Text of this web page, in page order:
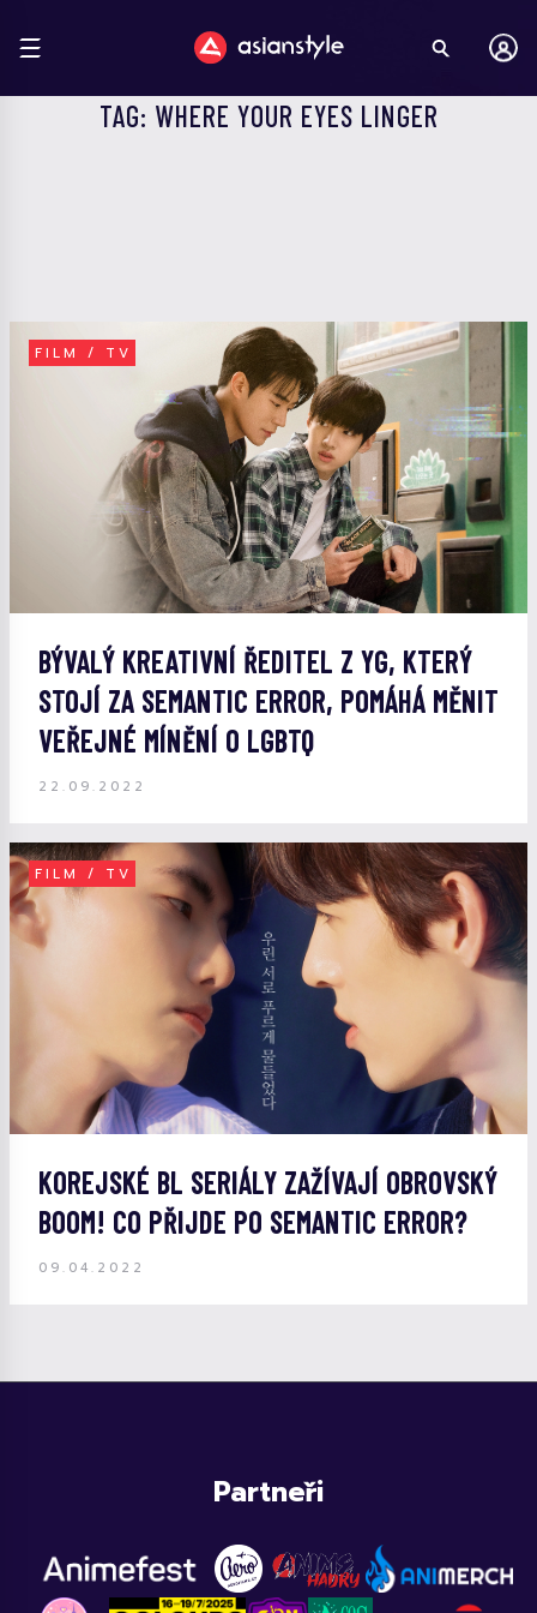
TAG: WHERE YOUR EYES LINGER
FILM / TV
BÝVALÝ KREATIVNÍ ŘEDITEL Z YG, KTERÝ
STOJÍ ZA SEMANTIC ERROR, POMÁHÁ MĚNIT
VEŘEJNÉ MÍNĚNÍ O LGBTQ
22.09.2022
FILM / TV
KOREJSKÉ BL SERIÁLY ZAŽÍVAJÍ OBROVSKÝ
BOOM! CO PŘIJDE PO SEMANTIC ERROR?
09.04.2022
Partneři